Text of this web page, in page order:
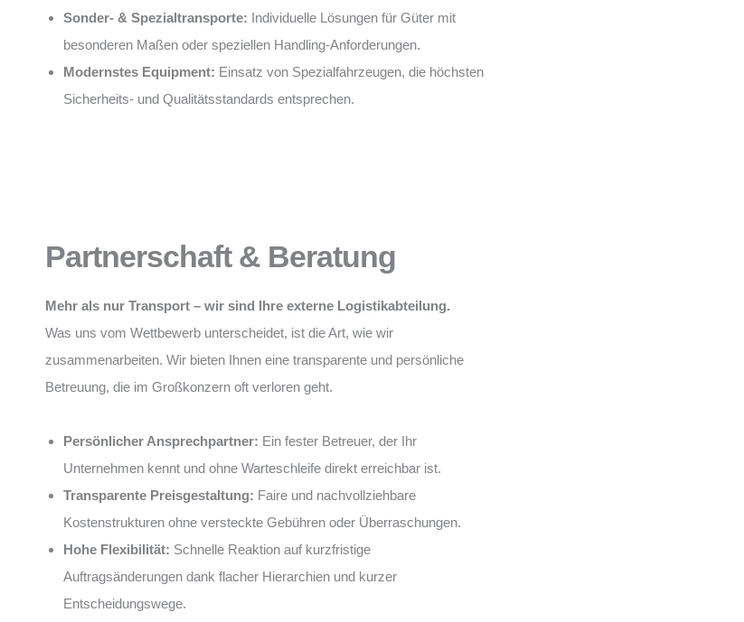
Sonder- & Spezialtransporte: Individuelle Lösungen für Güter mit
besonderen Maßen oder speziellen Handling-Anforderungen.
Modernstes Equipment: Einsatz von Spezialfahrzeugen, die höchsten
Sicherheits- und Qualitätsstandards entsprechen.
Partnerschaft & Beratung
Mehr als nur Transport – wir sind Ihre externe Logistikabteilung.
Was uns vom Wettbewerb unterscheidet, ist die Art, wie wir
zusammenarbeiten. Wir bieten Ihnen eine transparente und persönliche
Betreuung, die im Großkonzern oft verloren geht.
Persönlicher Ansprechpartner: Ein fester Betreuer, der Ihr
Unternehmen kennt und ohne Warteschleife direkt erreichbar ist.
Transparente Preisgestaltung: Faire und nachvollziehbare
Kostenstrukturen ohne versteckte Gebühren oder Überraschungen.
Hohe Flexibilität: Schnelle Reaktion auf kurzfristige
Auftragsänderungen dank flacher Hierarchien und kurzer
Entscheidungswege.